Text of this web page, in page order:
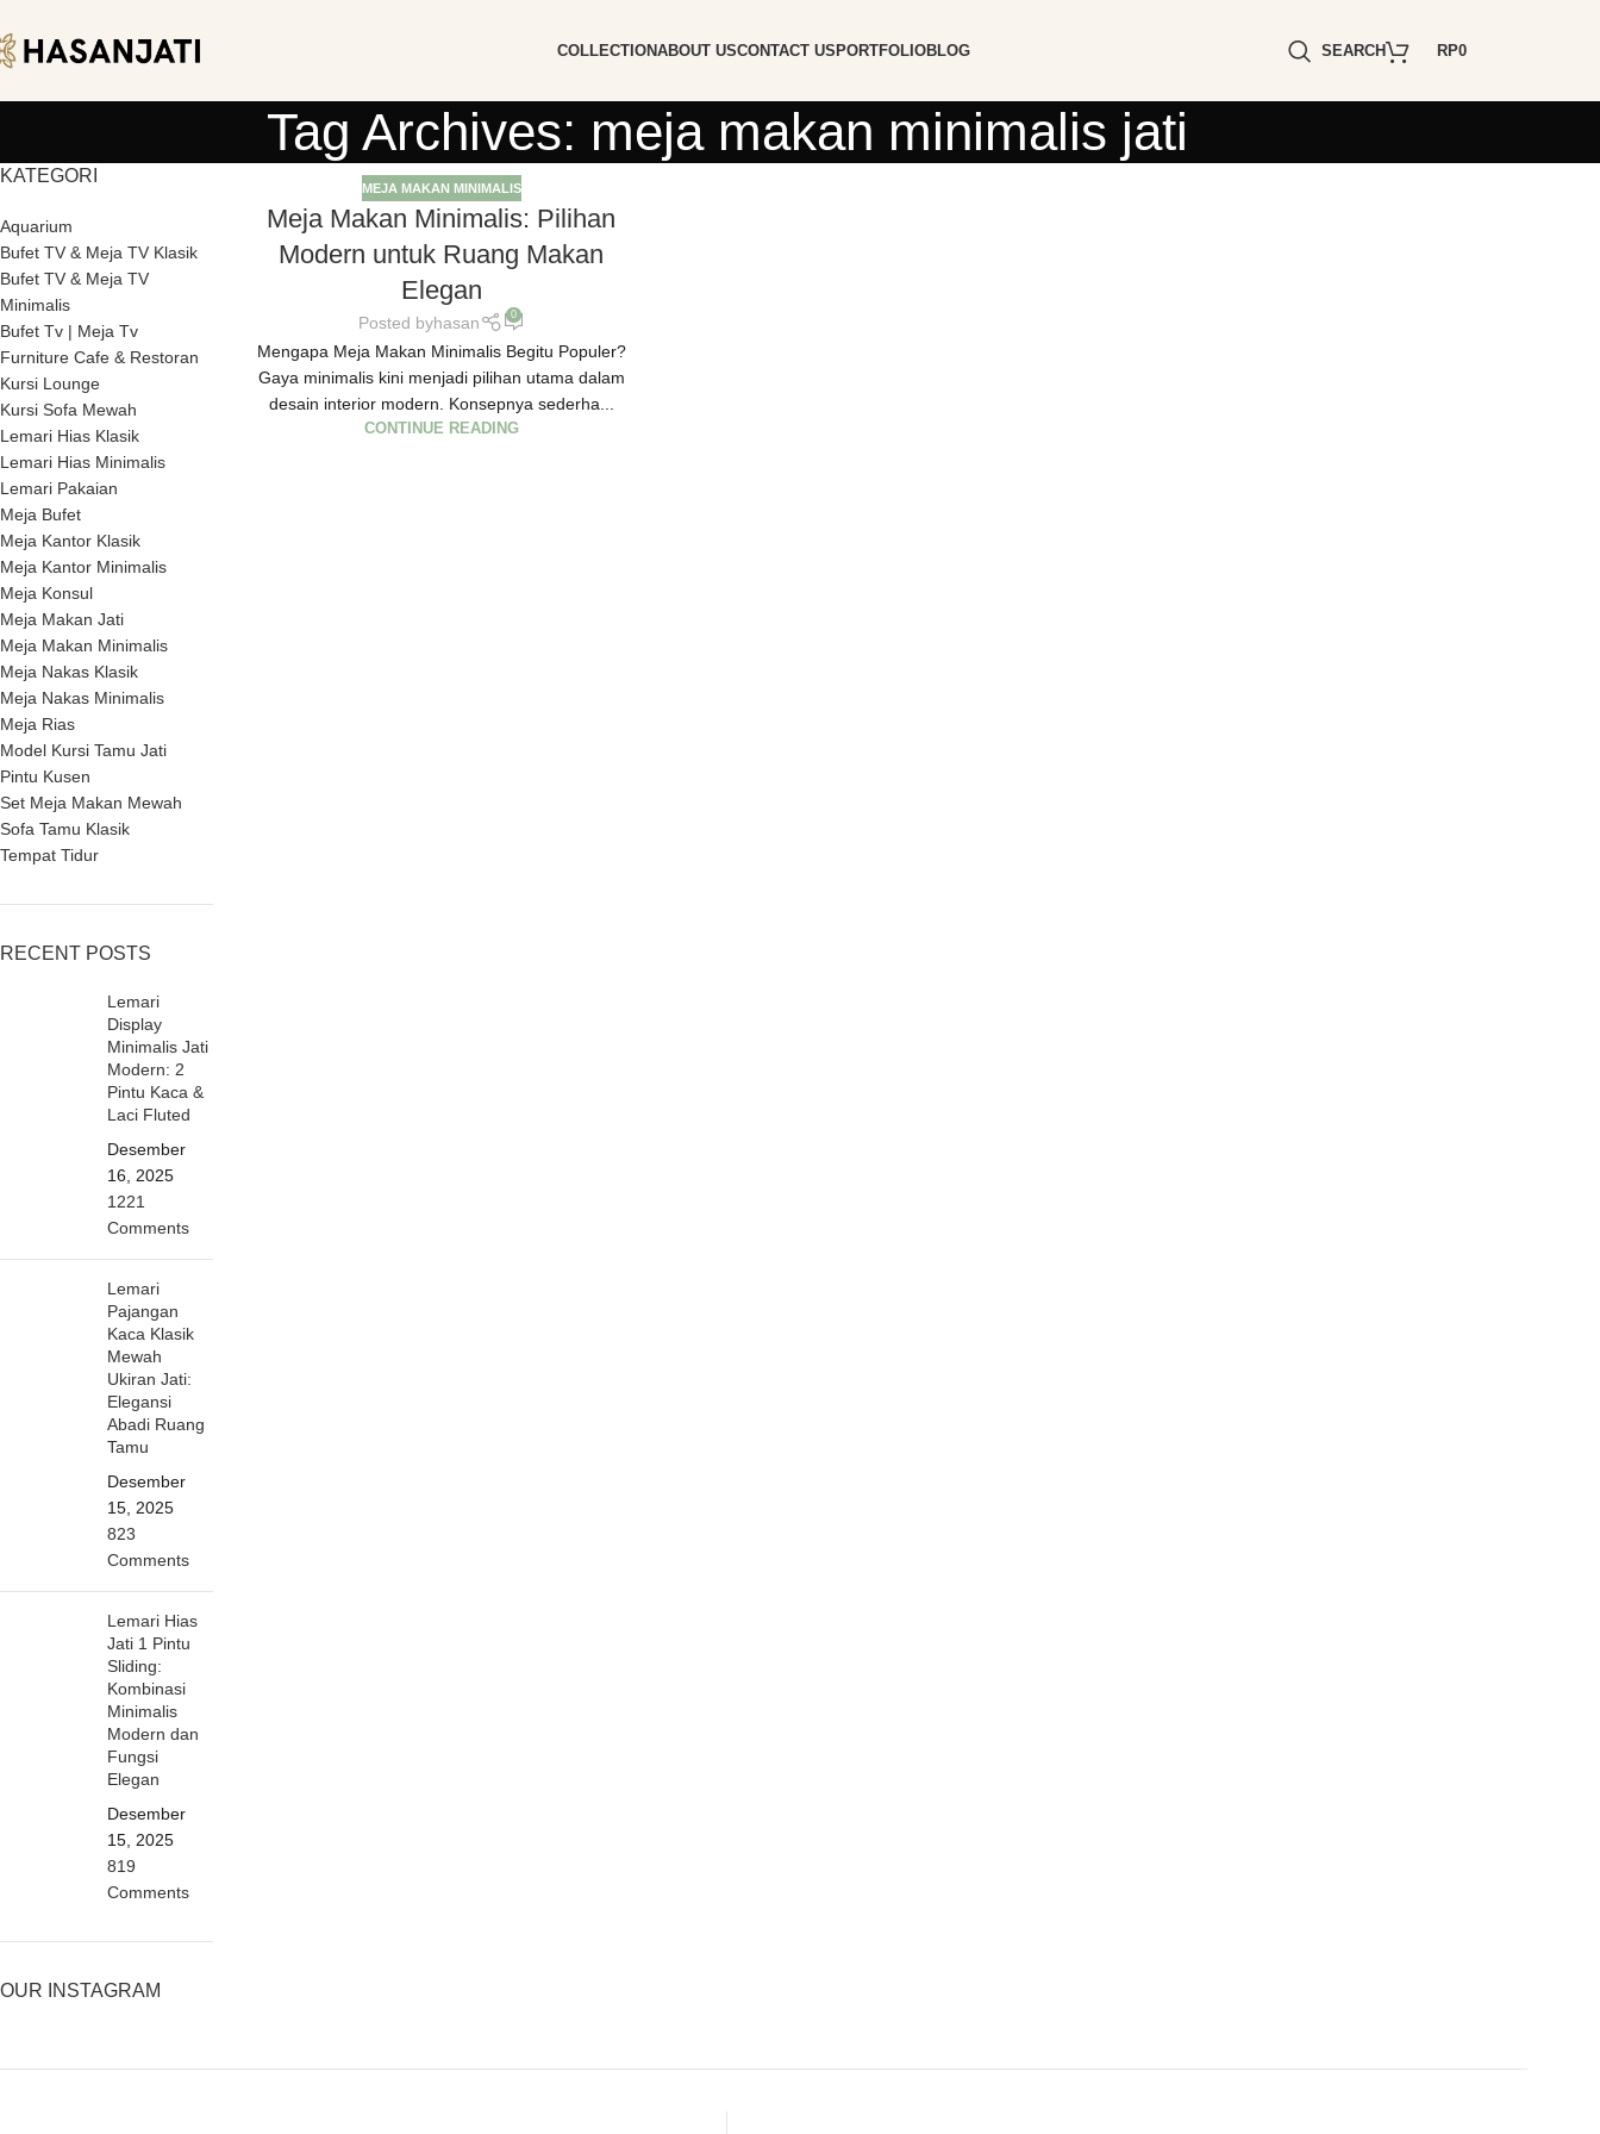
COLLECTIONABOUT USCONTACT US PORTFOLIOBLOG SEARCH RP0
Tag Archives: meja makan minimalis jati
KATEGORI
Aquarium
Bufet TV & Meja TV Klasik
Bufet TV & Meja TV
Minimalis
Bufet Tv | Meja Tv
Furniture Cafe & Restoran
Kursi Lounge
Kursi Sofa Mewah
Lemari Hias Klasik
Lemari Hias Minimalis
Lemari Pakaian
Meja Bufet
Meja Kantor Klasik
Meja Kantor Minimalis
Meja Konsul
Meja Makan Jati
Meja Makan Minimalis
Meja Nakas Klasik
Meja Nakas Minimalis
Meja Rias
Model Kursi Tamu Jati
Pintu Kusen
Set Meja Makan Mewah
Sofa Tamu Klasik
Tempat Tidur
RECENT POSTS
Lemari
Display
Minimalis Jati
Modern: 2
Pintu Kaca &
Laci Fluted
Desember
16, 2025
1221
Comments
Lemari
Pajangan
Kaca Klasik
Mewah
Ukiran Jati:
Elegansi
Abadi Ruang
Tamu
Desember
15, 2025
823
Comments
Lemari Hias
Jati 1 Pintu
Sliding:
Kombinasi
Minimalis
Modern dan
Fungsi
Elegan
Desember
15, 2025
819
Comments
OUR INSTAGRAM
MEJA MAKAN MINIMALIS
Meja Makan Minimalis: Pilihan
Modern untuk Ruang Makan
Elegan
Posted byhasan 0
Mengapa Meja Makan Minimalis Begitu Populer?
Gaya minimalis kini menjadi pilihan utama dalam
desain interior modern. Konsepnya sederha...
CONTINUE READING